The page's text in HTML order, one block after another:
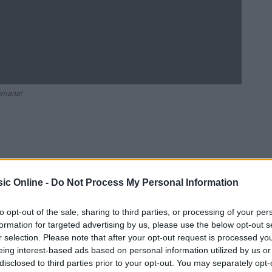
Online - Do Not Process My Personal Information
opt-out of the sale, sharing to third parties, or processing of your
for targeted advertising by us, please use the below opt-out
selection. Please note that after your opt-out request is processed
interest-based ads based on personal information utilized by us
to third parties prior to your opt-out. You may separately
POWERED BYAdhubMedia